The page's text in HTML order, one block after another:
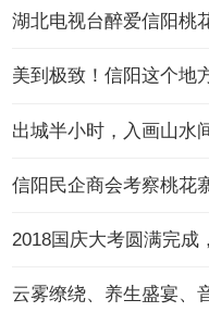
湖北电视台醉爱信阳桃
美到极致！信阳这个地
信阳民企商会考察桃花